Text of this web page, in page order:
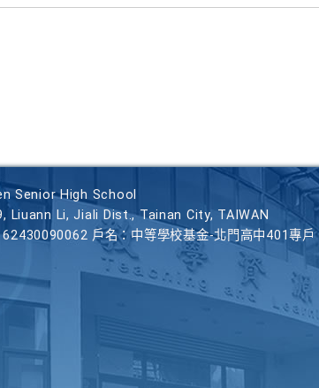
Senior High School
Liuann Li, Jiali Dist., Tainan City, TAIWAN
戶名：中等學校基金-北門高中401專